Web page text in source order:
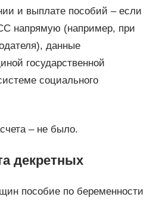
и выплате пособий – если
напрямую (например, при
данные
государственной
социального
– не было.
декретных
пособие по беременности